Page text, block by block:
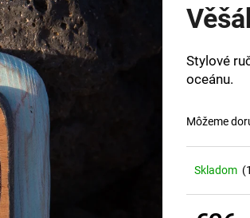
produktu
je
5
hviezdičiek.
Stylové
oceánu.
Môžeme
Skladom
HĽADAŤ